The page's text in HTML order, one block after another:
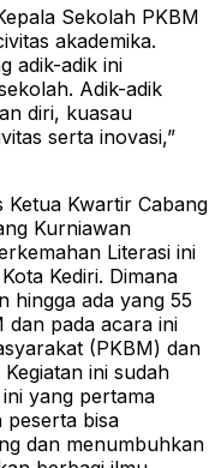
Sekolah PKBM
akademika.
adik-adik ini
Adik-adik
diri, kuasau
serta inovasi,”
Ketua Kwartir Cabang
Kurniawan
Literasi ini
Kediri. Dimana
hingga ada yang 55
dan pada acara ini
(PKBM) dan
ini sudah
yang pertama
peserta bisa
dan menumbuhkan